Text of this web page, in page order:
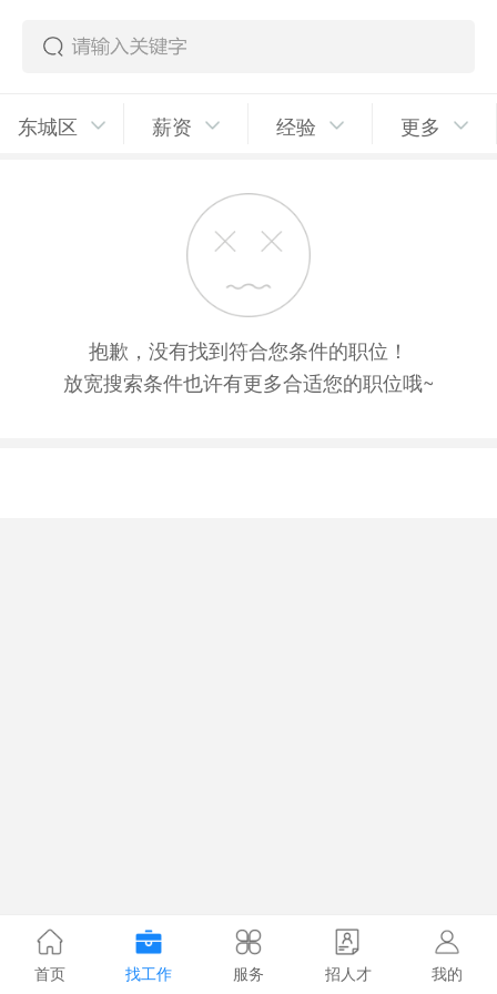
东城区 薪资 经验 更多
抱歉，没有找到符合您条件的职位！
放宽搜索条件也许有更多合适您的职位哦~
首页 找工作 服务 招人才 我的